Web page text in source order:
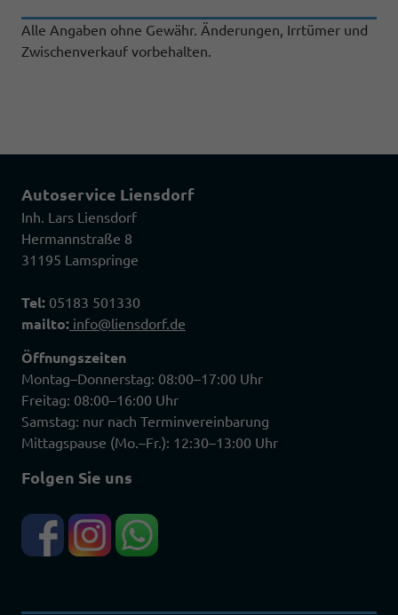
Alle Angaben ohne Gewähr. Änderungen, Irrtümer und
Zwischenverkauf vorbehalten.
Autoservice Liensdorf
Inh. Lars Liensdorf
Hermannstraße 8
31195 Lamspringe
Tel: 05183 501330
mailto: info@liensdorf.de
Öffnungszeiten
Montag–Donnerstag: 08:00–17:00 Uhr
Freitag: 08:00–16:00 Uhr
Samstag: nur nach Terminvereinbarung
Mittagspause (Mo.–Fr.): 12:30–13:00 Uhr
Folgen Sie uns